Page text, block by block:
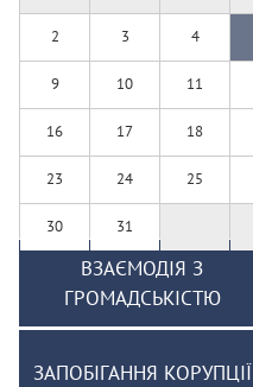
2 3 4
9 10 11
16 17 18
23 24 25
30 31
ВЗАЄМОДІЯ З
ГРОМАДСЬКІСТЮ
ЗАПОБІГАННЯ КОРУПЦІЇ